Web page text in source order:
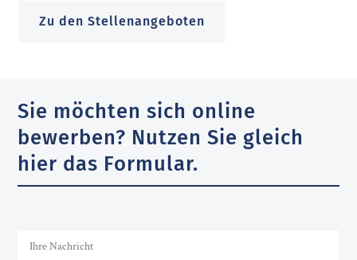
Zu den Stellenangeboten
Sie möchten sich online
bewerben? Nutzen Sie gleich
hier das Formular.